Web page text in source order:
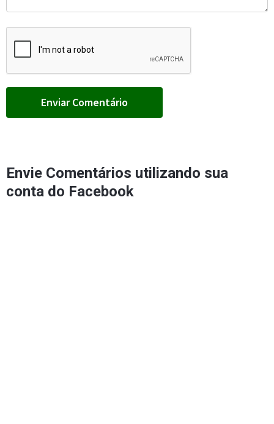
Envie Comentários utilizando sua
conta do Facebook